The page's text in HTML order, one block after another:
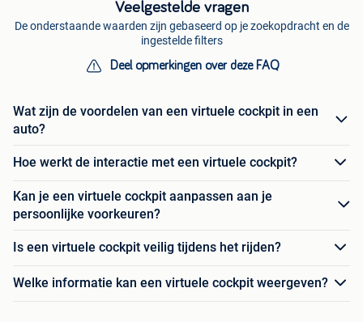
Veelgestelde vragen
De onderstaande waarden zijn gebaseerd op je zoekopdracht en de
ingestelde filters
Deel opmerkingen over deze FAQ
Wat zijn de voordelen van een virtuele cockpit in een
auto?
Hoe werkt de interactie met een virtuele cockpit?
Kan je een virtuele cockpit aanpassen aan je
persoonlijke voorkeuren?
Is een virtuele cockpit veilig tijdens het rijden?
Welke informatie kan een virtuele cockpit weergeven?